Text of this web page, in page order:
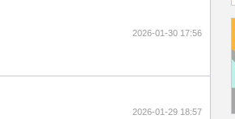
2026-01-30 17:56
2026-01-29 18:57